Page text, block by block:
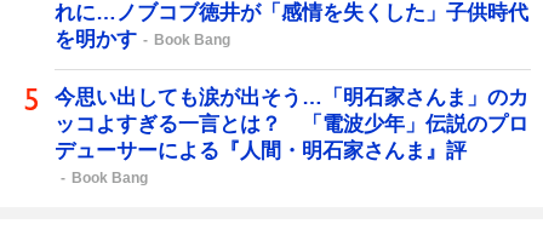
れに…ノブコブ徳井が「感情を失くした」子供時代
を明かす
Book Bang
今思い出しても涙が出そう…「明石家さんま」のカ
ッコよすぎる一言とは？ 「電波少年」伝説のプロ
デューサーによる『人間・明石家さんま』評
Book Bang